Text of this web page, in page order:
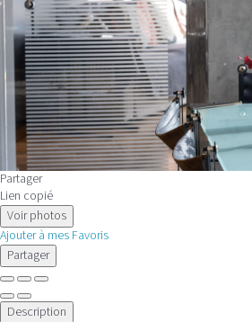
Partager
Lien copié
Voir photos
Ajouter à mes Favoris
Partager
Description